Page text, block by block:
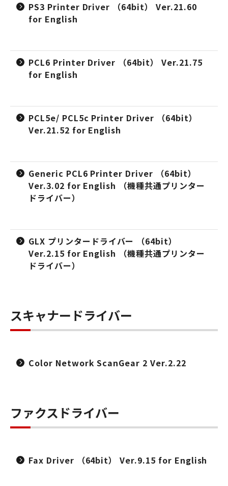
PS3 Printer Driver （64bit） Ver.21.60
for English
PCL6 Printer Driver （64bit） Ver.21.75
for English
PCL5e/ PCL5c Printer Driver （64bit）
Ver.21.52 for English
Generic PCL6 Printer Driver （64bit）
Ver.3.02 for English （機種共通プリンター
ドライバー）
GLX プリンタードライバー （64bit）
Ver.2.15 for English （機種共通プリンター
ドライバー）
スキャナードライバー
Color Network ScanGear 2 Ver.2.22
ファクスドライバー
Fax Driver （64bit） Ver.9.15 for English